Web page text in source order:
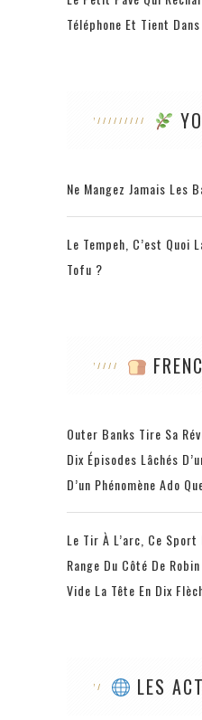
Téléphone Et Tient
Ne Mangez Jamais Les
Le Tempeh, C’est Quoi
Tofu ?
Outer Banks Tire Sa
Dix Épisodes Lâchés
D’un Phénomène Ado
Le Tir À L’arc, Ce Sport
Range Du Côté De
Vide La Tête En Dix
LES